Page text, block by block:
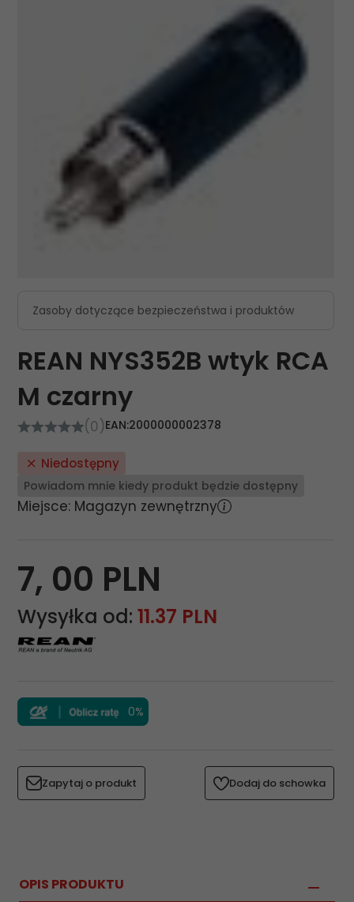
Zasoby dotyczące bezpieczeństwa i produktów
REAN NYS352B wtyk RCA
M czarny
(0)EAN:2000000002378
Niedostępny
Powiadom mnie kiedy produkt będzie dostępny
Miejsce: Magazyn zewnętrzny
7, 00 PLN
Wysyłka od: 11.37 PLN
0%
Zapytaj o produkt Dodaj do schowka
OPIS PRODUKTU